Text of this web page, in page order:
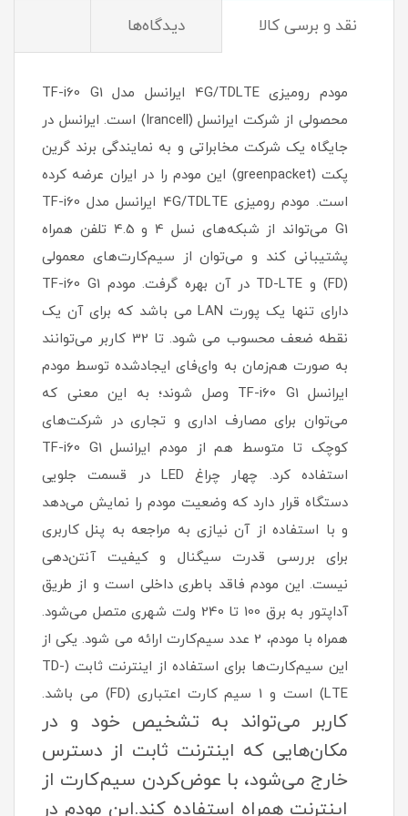
نقد و برسی کالا دیدگاه‌ها
مودم رومیزی 4G/TDLTE ایرانسل مدل TF-i60 G1
محصولی از شرکت ایرانسل (Irancell) است. ایرانسل در
جایگاه یک شرکت مخابراتی و به نمایندگی برند گرین
پکت (greenpacket) این مودم را در ایران عرضه کرده‌
است. مودم رومیزی 4G/TDLTE ایرانسل مدل TF-i60
G1 می‌تواند از شبکه‌های نسل 4 و 4.5 تلفن همراه
پشتیبانی کند و می‌توان از سیم‌کارت‌های معمولی
(FD) و TD-LTE در آن بهره گرفت. مودم TF-i60 G1
دارای تنها یک پورت LAN می باشد که برای آن یک
نقطه ضعف محسوب می شود. تا 32 کاربر می‌توانند
به صورت هم‌زمان به وای‌فای ایجادشده توسط مودم
ایرانسل TF-i60 G1 وصل شوند؛ به این معنی که
می‌توان برای مصارف اداری و تجاری در شرکت‌های
کوچک تا متوسط هم از مودم ایرانسل TF-i60 G1
استفاده کرد. چهار چراغ LED در قسمت جلویی
دستگاه قرار دارد که وضعیت مودم را نمایش می‌دهد
و با استفاده از آن‌ نیازی به مراجعه به پنل کاربری
برای بررسی قدرت سیگنال و کیفیت آنتن‌دهی
نیست. این مودم فاقد باطری داخلی است و از طریق
آداپتور به برق 100 تا 240 ولت شهری متصل می‌شود.
همراه با مودم، 2 عدد سیم‌کارت ارائه می شود. یکی از
این سیم‌کارت‌ها برای استفاده از اینترنت ثابت (TD-
LTE) است و 1 سیم کارت اعتباری (FD) می باشد.
کاربر می‌تواند به تشخیص خود و در
مکان‌هایی که اینترنت ثابت از دسترس
خارج می‌شود، با عوض‌کردن سیم‌کارت از
اینترنت همراه استفاده کند.این مودم در